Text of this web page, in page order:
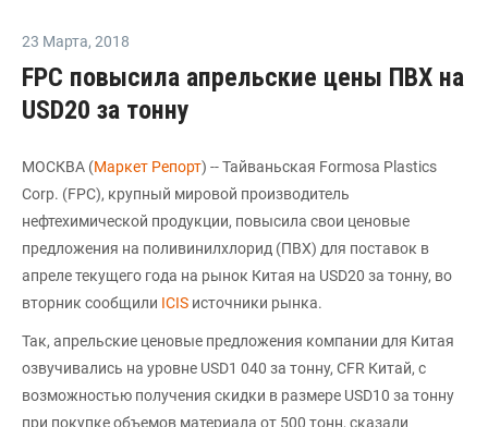
23 Марта, 2018
FPC повысила апрельские цены ПВХ на
USD20 за тонну
МОСКВА (Маркет Репорт) -- Тайваньская Formosa Plastics
Corp. (FPC), крупный мировой производитель
нефтехимической продукции, повысила свои ценовые
предложения на поливинилхлорид (ПВХ) для поставок в
апреле текущего года на рынок Китая на USD20 за тонну, во
вторник сообщили ICIS источники рынка.
Так, апрельские ценовые предложения компании для Китая
озвучивались на уровне USD1 040 за тонну, CFR Китай, с
возможностью получения скидки в размере USD10 за тонну
при покупке объемов материала от 500 тонн, сказали